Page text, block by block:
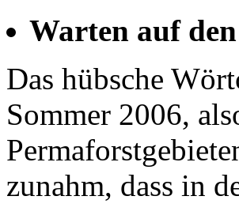
Warten auf
Das hübsche
Sommer 2006,
zunahm, dass in